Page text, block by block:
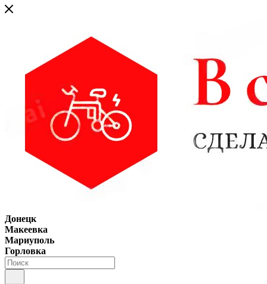
Донецк
Макеевка
Мариуполь
Горловка